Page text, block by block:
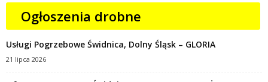
Ogłoszenia drobne
Usługi Pogrzebowe Świdnica, Dolny Śląsk – GLORIA
21 lipca 2026